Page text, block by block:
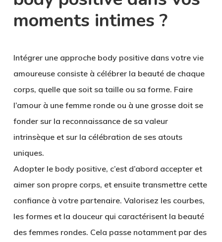
moments intimes ?
Intégrer une approche body positive dans votre vie
amoureuse consiste à célébrer la beauté de chaque
corps, quelle que soit sa taille ou sa forme. Faire
l’amour à une femme ronde ou à une grosse doit se
fonder sur la reconnaissance de sa valeur
intrinsèque et sur la célébration de ses atouts
uniques.
Adopter le body positive, c’est d’abord accepter et
aimer son propre corps, et ensuite transmettre cette
confiance à votre partenaire. Valorisez les courbes,
les formes et la douceur qui caractérisent la beauté
des femmes rondes. Cela passe notamment par des